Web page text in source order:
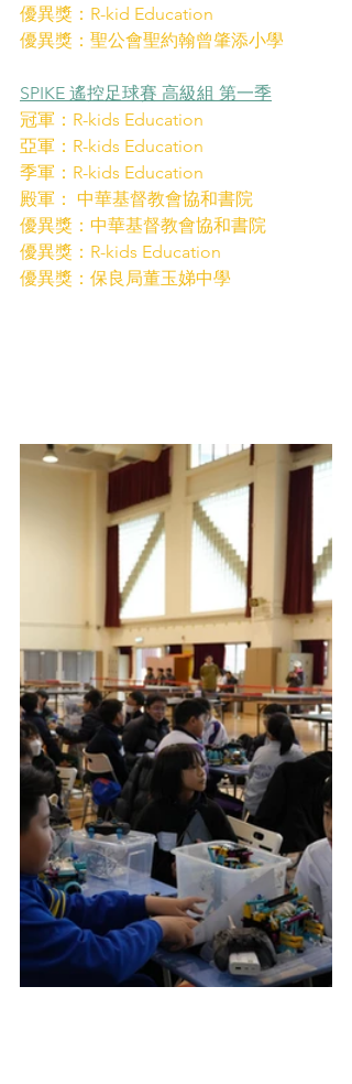
優異獎：R-kid Education
優異獎：聖公會聖約翰曾肇添小學
SPIKE 遙控足球賽 高級組 第一季
冠軍：R-kids Education
亞軍：R-kids Education
季軍：R-kids Education
殿軍： 中華基督教會協和書院
優異獎：中華基督教會協和書院
優異獎：R-kids Education
優異獎：保良局董玉娣中學